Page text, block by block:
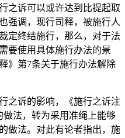
之诉可以或许达到比提起取
强调，现行司释，被施行人
定终结施行，那么，对于法
要使用具体施行办法的景
》第7条关于施行办法解除
诉的影响，《施行之诉注
法，转为采用准绳上能够
做法。对此有论者指出，施